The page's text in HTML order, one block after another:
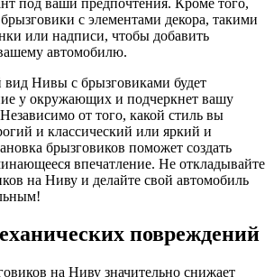
с элементами декора, такими
или надписи, чтобы добавить
автомобилю.
Нивы с брызговиками будет
у окружающих и подчеркнет вашу
от того, какой стиль вы
и классический или яркий и
брызговиков поможет создать
впечатление. Не откладывайте
на Ниву и делайте свой автомобиль
повреждений
на Ниву значительно снижает